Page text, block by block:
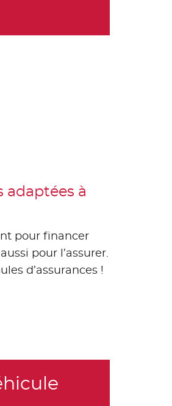
adaptées à
pour financer
pour l’assurer.
d’assurances !